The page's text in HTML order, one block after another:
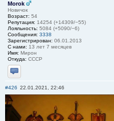
Morok
Новичок
Возраст: 54
Репутация: 14254 (+14309/−55)
Лояльность: 5084 (+5090/−6)
Сообщения: 3338
Зарегистрирован: 06.01.2013
С нами: 13 лет 7 месяцев
Имя: Мирон
Откуда: СССР
Отправить личное сообщение
#426 22.01.2021, 22:46